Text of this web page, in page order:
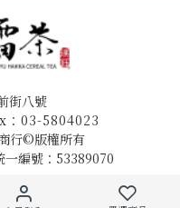
街八號
：03-5804023
行©版權所有
一編號：53389070
政策/